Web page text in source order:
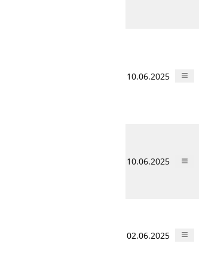
10.06.2025
10.06.2025
02.06.2025